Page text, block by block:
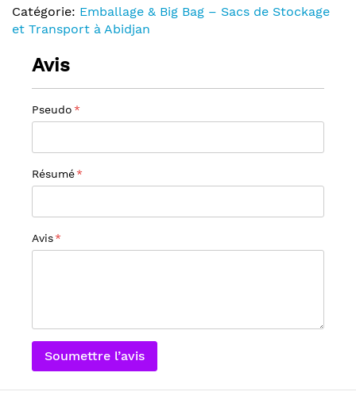
Catégorie: Emballage & Big Bag – Sacs de Stockage
et Transport à Abidjan
Avis
Pseudo
Résumé
Avis
Soumettre l’avis